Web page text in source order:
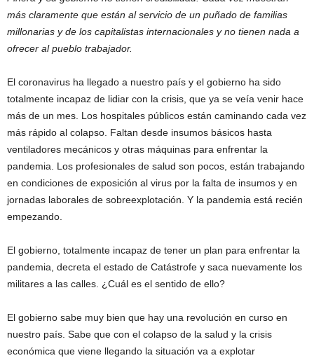
más claramente que están al servicio de un puñado de familias
millonarias y de los capitalistas internacionales y no tienen nada a
ofrecer al pueblo trabajador.
El coronavirus ha llegado a nuestro país y el gobierno ha sido
totalmente incapaz de lidiar con la crisis, que ya se veía venir hace
más de un mes. Los hospitales públicos están caminando cada vez
más rápido al colapso. Faltan desde insumos básicos hasta
ventiladores mecánicos y otras máquinas para enfrentar la
pandemia. Los profesionales de salud son pocos, están trabajando
en condiciones de exposición al virus por la falta de insumos y en
jornadas laborales de sobreexplotación. Y la pandemia está recién
empezando.
El gobierno, totalmente incapaz de tener un plan para enfrentar la
pandemia, decreta el estado de Catástrofe y saca nuevamente los
militares a las calles. ¿Cuál es el sentido de ello?
El gobierno sabe muy bien que hay una revolución en curso en
nuestro país. Sabe que con el colapso de la salud y la crisis
económica que viene llegando la situación va a explotar